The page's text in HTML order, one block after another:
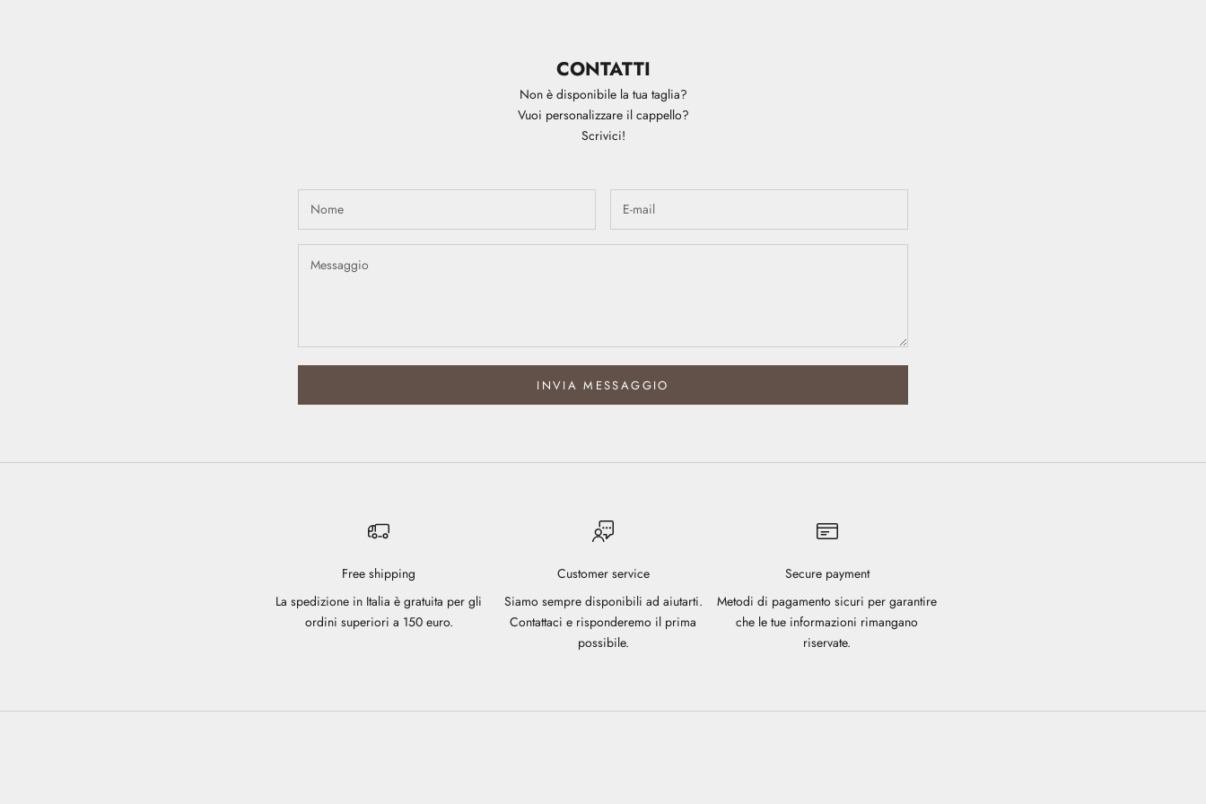
CONTATTI
Non è disponibile la tua taglia?
Vuoi personalizzare il cappello?
Scrivici!
INVIA MESSAGGIO
Free shipping
La spedizione in Italia è gratuita per gli
ordini superiori a 150 euro.
Customer service
Siamo sempre disponibili ad aiutarti.
Contattaci e risponderemo il prima
possibile.
Secure payment
Metodi di pagamento sicuri per garantire
che le tue informazioni rimangano
riservate.